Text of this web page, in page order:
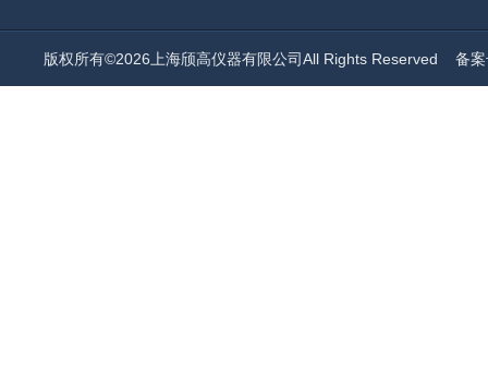
版权所有©2026上海颀高仪器有限公司All Rights Reserved 备